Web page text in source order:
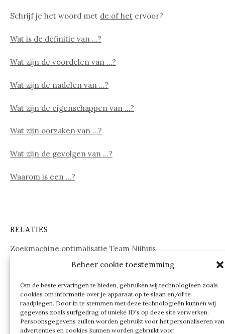
Beheer cookie toestemming
Om de beste ervaringen te bieden, gebruiken wij technologieën zoals
cookies om informatie over je apparaat op te slaan en/of te
raadplegen. Door in te stemmen met deze technologieën kunnen wij
gegevens zoals surfgedrag of unieke ID's op deze site verwerken.
Persoonsgegevens zullen worden gebruikt voor het personaliseren van
advertenties en cookies kunnen worden gebruikt voor
Schrijf je het woord met de of het ervoor?
Wat is de definitie van …?
Wat zijn de voordelen van …?
Wat zijn de nadelen van …?
Wat zijn de eigenschappen van …?
Wat zijn oorzaken van …?
Wat zijn de gevolgen van …?
Waarom is een …?
RELATIES
Zoekmachine optimalisatie Team Nijhuis